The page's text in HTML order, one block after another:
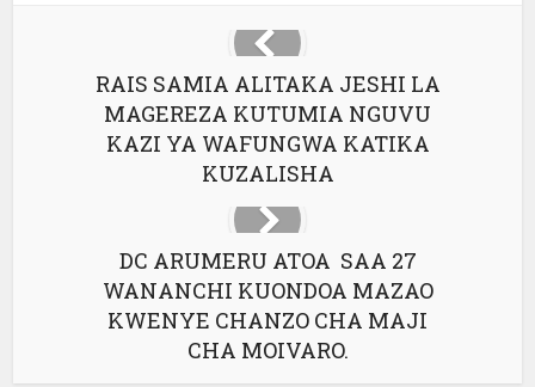
RAIS SAMIA ALITAKA JESHI LA
MAGEREZA KUTUMIA NGUVU
KAZI YA WAFUNGWA KATIKA
KUZALISHA
DC ARUMERU ATOA SAA 27
WANANCHI KUONDOA MAZAO
KWENYE CHANZO CHA MAJI
CHA MOIVARO.